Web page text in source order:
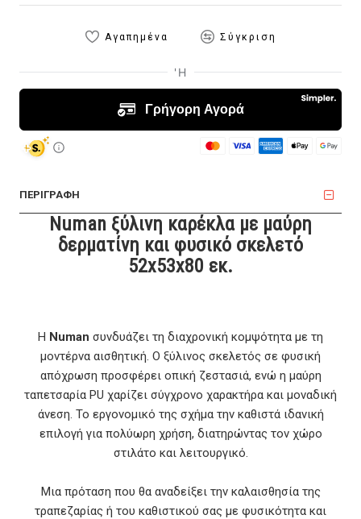
Αγαπημένα Σύγκριση
ΠΕΡΙΓΡΑΦΗ
Numan ξύλινη καρέκλα με μαύρη
δερματίνη και φυσικό σκελετό
52x53x80 εκ.
Η Numan συνδυάζει τη διαχρονική κομψότητα με τη
μοντέρνα αισθητική. Ο ξύλινος σκελετός σε φυσική
απόχρωση προσφέρει οπική ζεστασιά, ενώ η μαύρη
ταπετσαρία PU χαρίζει σύγχρονο χαρακτήρα και μοναδική
άνεση. Το εργονομικό της σχήμα την καθιστά ιδανική
επιλογή για πολύωρη χρήση, διατηρώντας τον χώρο
στιλάτο και λειτουργικό.
Μια πρόταση που θα αναδείξει την καλαισθησία της
τραπεζαρίας ή του καθιστικού σας με φυσικότητα και